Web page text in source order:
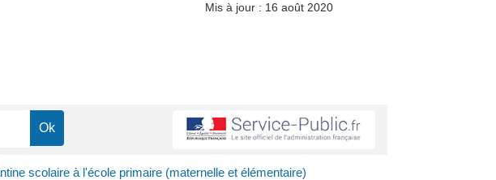
Mis à jour : 16 août 2020
scolaire à l'école primaire (maternelle et élémentaire)